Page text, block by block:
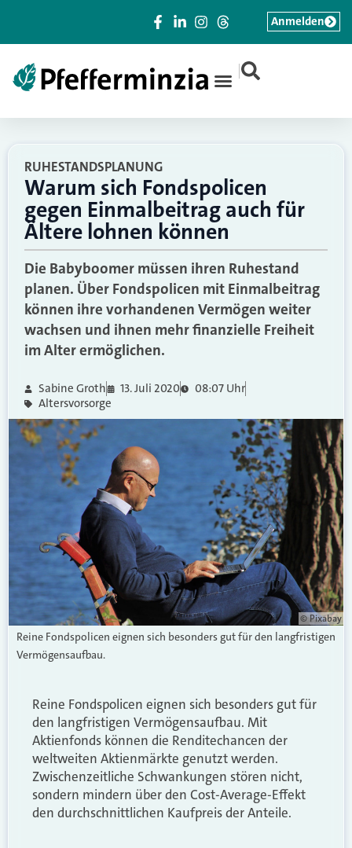
|
Anmelden
RUHESTANDSPLANUNG
Warum sich Fondspolicen
gegen Einmalbeitrag auch für
Ältere lohnen können
Die Babyboomer müssen ihren Ruhestand
planen. Über Fondspolicen mit Einmalbeitrag
können ihre vorhandenen Vermögen weiter
wachsen und ihnen mehr finanzielle Freiheit
im Alter ermöglichen.
Sabine Groth 13. Juli 2020
08:07 Uhr
Altersvorsorge
© Pixabay
Reine Fondspolicen eignen sich besonders gut für den langfristigen
Vermögensaufbau.
Reine Fondspolicen eignen sich besonders gut für
den langfristigen Vermögensaufbau. Mit
Aktienfonds können die Renditechancen der
weltweiten Aktienmärkte genutzt werden.
Zwischenzeitliche Schwankungen stören nicht,
sondern mindern über den Cost-Average-Effekt
den durchschnittlichen Kaufpreis der Anteile.